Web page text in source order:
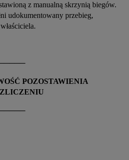
z manualną skrzynią biegów.
udokumentowany przebieg,
POZOSTAWIENIA